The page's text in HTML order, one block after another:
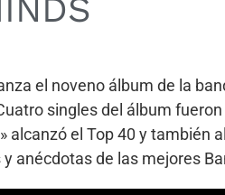
el noveno álbum de la
singles del álbum
alcanzó el Top 40 y también
y anécdotas de las mejores